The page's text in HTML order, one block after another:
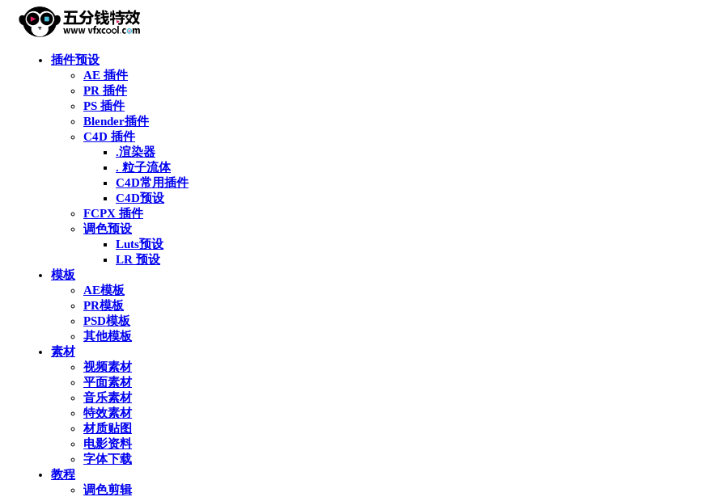
插件预设
AE 插件
PR 插件
PS 插件
Blender插件
C4D 插件
.渲染器
. 粒子流体
C4D常用插件
C4D预设
FCPX 插件
调色预设
Luts预设
LR 预设
模板
AE模板
PR模板
PSD模板
其他模板
素材
视频素材
平面素材
音乐素材
特效素材
材质贴图
电影资料
字体下载
教程
调色剪辑